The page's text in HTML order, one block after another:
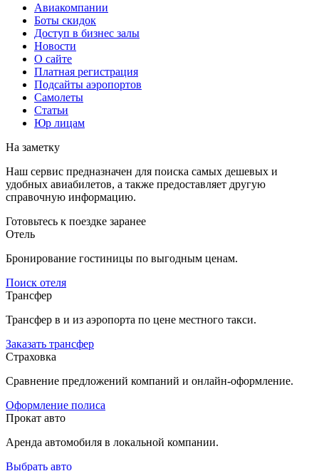
Авиакомпании
Боты скидок
Доступ в бизнес залы
Новости
О сайте
Платная регистрация
Подсайты аэропортов
Самолеты
Статьи
Юр лицам
На заметку
Наш сервис предназначен для поиска самых дешевых и
удобных авиабилетов, а также предоставляет другую
справочную информацию.
Готовьтесь к поездке заранее
Отель
Бронирование гостиницы по выгодным ценам.
Поиск отеля
Трансфер
Трансфер в и из аэропорта по цене местного такси.
Заказать трансфер
Страховка
Сравнение предложений компаний и онлайн-оформление.
Оформление полиса
Прокат авто
Аренда автомобиля в локальной компании.
Выбрать авто